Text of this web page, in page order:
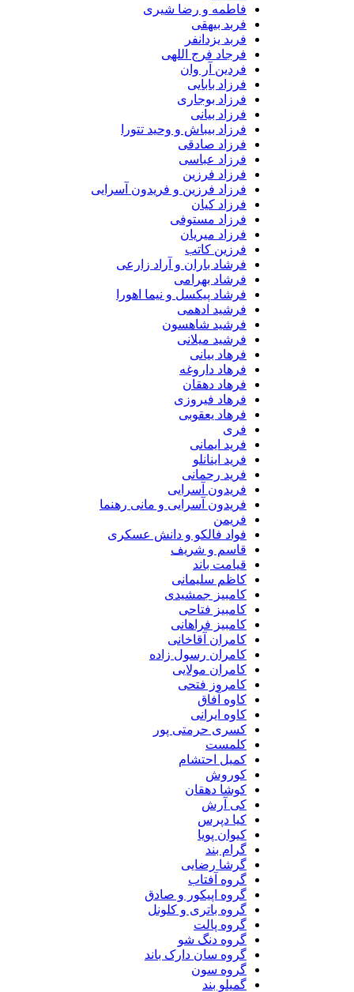
فاطمه و رضا شیری
فربد بیهقی
فربد یزدانفر
فرجاد فرج اللهی
فردین آر وان
فرزاد بابایی
فرزاد بوجاری
فرزاد بیانی
فرزاد بیباش و وحید تتورا
فرزاد صادقی
فرزاد عباسی
فرزاد فرزین
فرزاد فرزین و فریدون آسرایی
فرزاد کیان
فرزاد مستوفی
فرزاد میریان
فرزین کاتب
فرشاد باران و آراد زارعی
فرشاد بهرامی
فرشاد پیکسل و نیما اهورا
فرشید ادهمی
فرشید شاهسون
فرشید میلانی
فرهاد بیانی
فرهاد داروغه
فرهاد دهقان
فرهاد فیروزی
فرهاد یعقوبی
فرید ایمانی
فرید اینانلو
فرید رحمانی
فریدون آسرایی
فریدون آسرایی و مانی رهنما
فواد فالکو و دانش عسکری
قاسم و شریف
قیامت باند
کاظم سلیمانی
کامبیز جمشیدی
کامبیز فتاحی
کامبیز فراهانی
کامران آقاخانی
کامران رسول زاده
کامران مولایی
کامروز فتحی
کاوه آفاق
کاوه ایرانی
کسری حرمتی پور
کلمست
کمیل احتشام
کوروش
کوشا دهقان
کی آرش
کیا دپرس
کیوان پویا
گرام بند
گرشا رضایی
گروه آفتاب
گروه اپیکور و صادق
گروه باتری و کلونل
گروه پالت
گروه دنگ شو
گروه سان دارک باند
گروه سون
گمیلو بند